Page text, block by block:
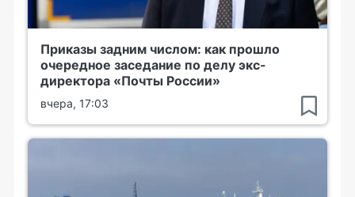
Приказы задним числом: как прошло
очередное заседание по делу экс-
директора «Почты России»
вчера, 17:03